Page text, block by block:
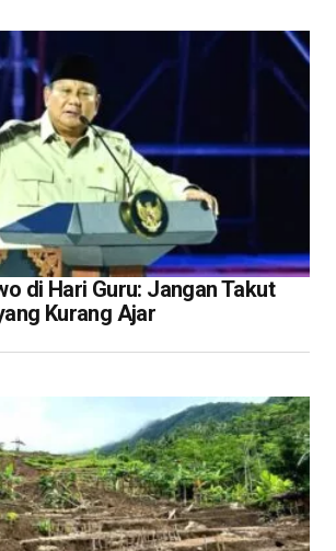
di Hari Guru: Jangan Takut
Kurang Ajar